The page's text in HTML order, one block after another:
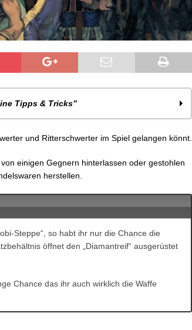
Tipps & Tricks”
und Ritterschwerter im Spiel gelangen könnt.
einigen Gegnern hinterlassen oder gestohlen
herstellen.
Steppe“, so habt ihr nur die Chance die
öffnet den „Diamantreif“ ausgerüstet
Chance das ihr auch wirklich die Waffe